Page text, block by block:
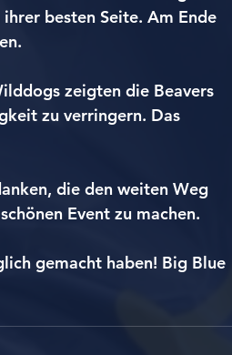
besten Seite. Am Ende
zeigten die Beavers
zu verringern. Das
die den weiten Weg
Event zu machen.
gemacht haben! Big Blue